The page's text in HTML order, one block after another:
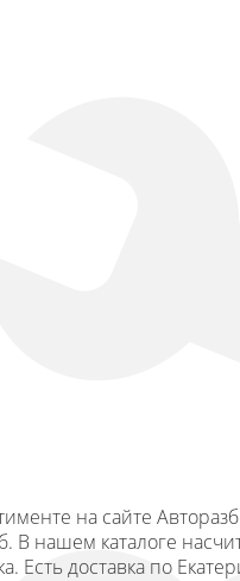
на сайте
нашем каталоге
Есть доставка по